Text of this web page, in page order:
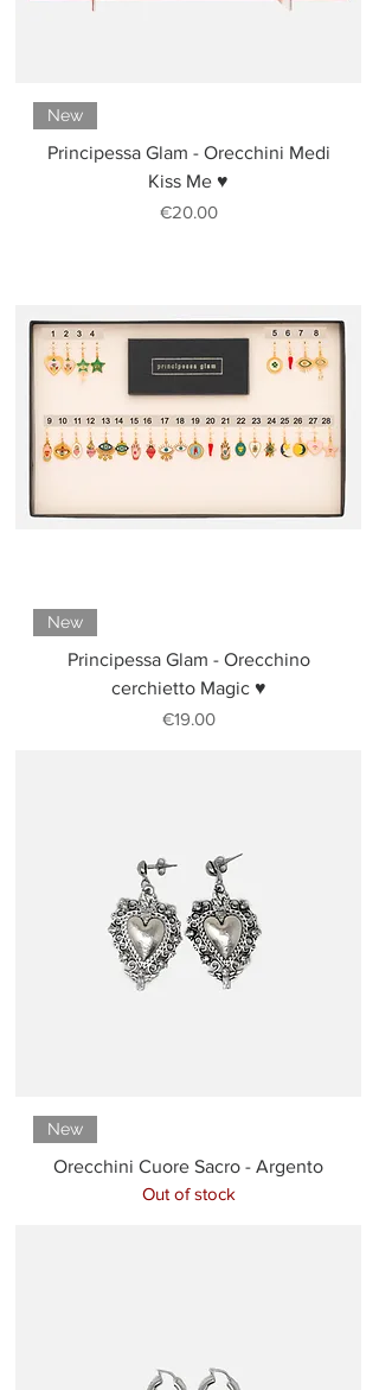
New
Principessa Glam - Orecchini Medi
Kiss Me ♥
Price
€20.00
New
Principessa Glam - Orecchino
cerchietto Magic ♥
Price
€19.00
New
Orecchini Cuore Sacro - Argento
Out of stock